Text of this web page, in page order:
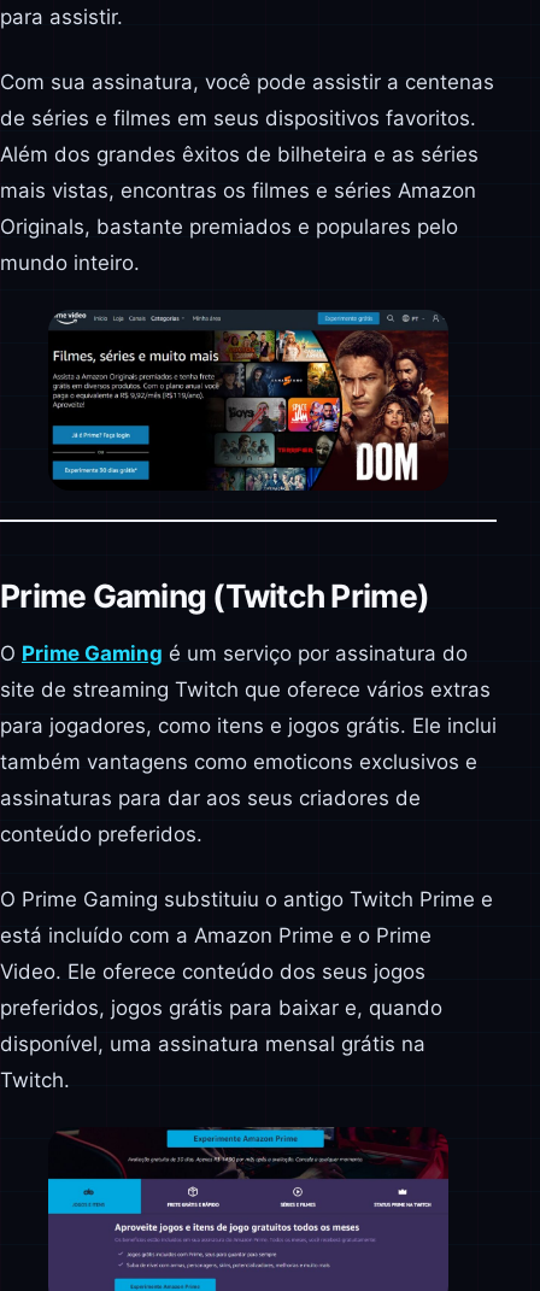
para assistir.
Com sua assinatura, você pode assistir a centenas
de séries e filmes em seus dispositivos favoritos.
Além dos grandes êxitos de bilheteira e as séries
mais vistas, encontras os filmes e séries Amazon
Originals, bastante premiados e populares pelo
mundo inteiro.
Prime Gaming (Twitch Prime)
O Prime Gaming é um serviço por assinatura do
site de streaming Twitch que oferece vários extras
para jogadores, como itens e jogos grátis. Ele inclui
também vantagens como emoticons exclusivos e
assinaturas para dar aos seus criadores de
conteúdo preferidos.
O Prime Gaming substituiu o antigo Twitch Prime e
está incluído com a Amazon Prime e o Prime
Video. Ele oferece conteúdo dos seus jogos
preferidos, jogos grátis para baixar e, quando
disponível, uma assinatura mensal grátis na
Twitch.